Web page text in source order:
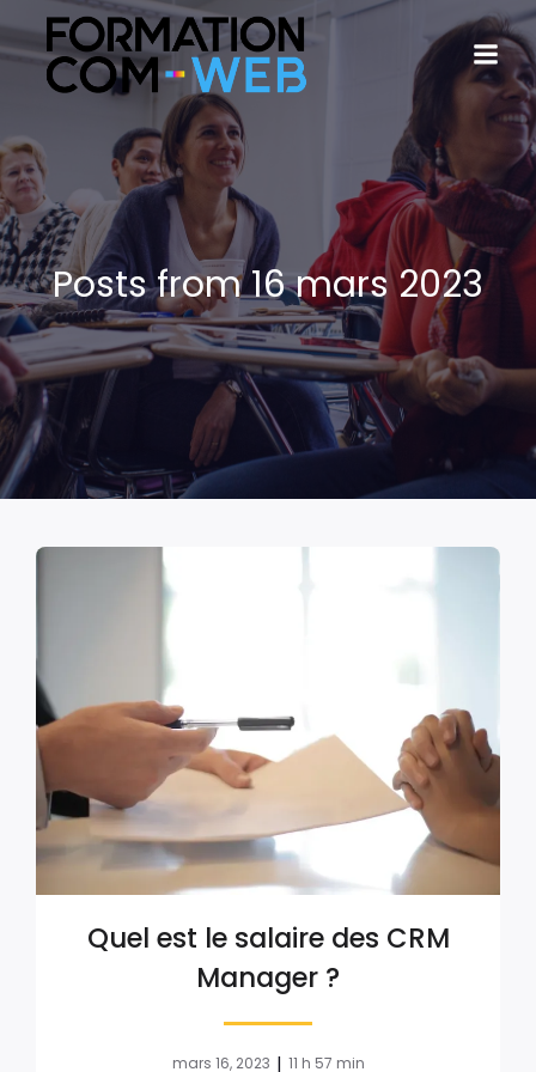
Posts from 16 mars 2023
Quel est le salaire des CRM
Manager ?
mars 16, 2023 | 11 h 57 min